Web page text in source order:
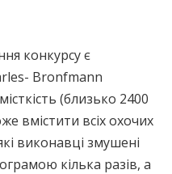
конкурсу є
Bronfmann
(близько 2400
вмістити всіх охочих
виконавці змушені
кілька разів, а